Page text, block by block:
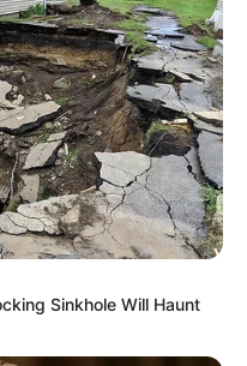
Sinkhole Will Haunt